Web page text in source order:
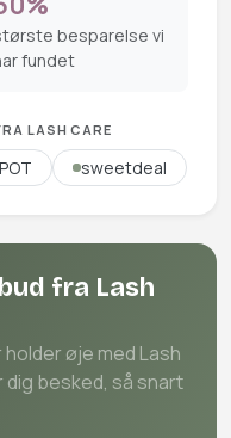
besparelse vi
fundet
LASH CARE
sweetdeal
fra Lash
øje med Lash
dig besked, så snart